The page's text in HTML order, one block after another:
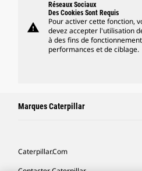
warning
Réseaux Sociaux
Des Cookies Sont Requis
Pour activer cette fonction,
devez accepter l'utilisation
à des fins de
performances et de ciblage.
Marques Caterpillar
Caterpillar.com